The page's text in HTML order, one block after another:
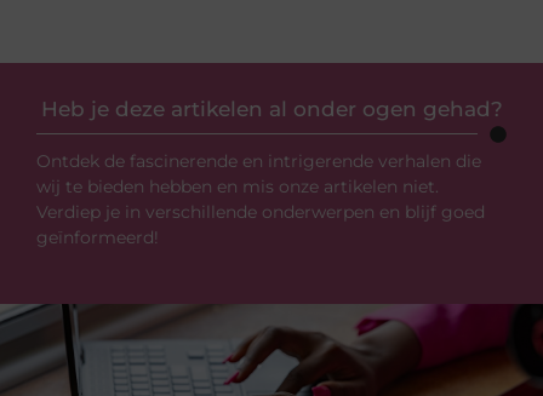
Heb je deze artikelen al onder ogen gehad?
Ontdek de fascinerende en intrigerende verhalen die
wij te bieden hebben en mis onze artikelen niet.
Verdiep je in verschillende onderwerpen en blijf goed
geïnformeerd!